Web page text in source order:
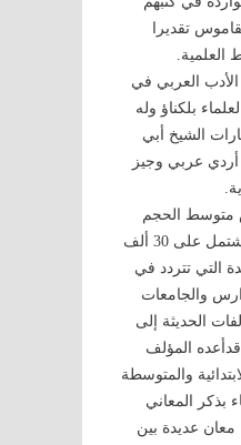
تقديرا
العلمية.
العربي في
بلكناؤ وله
الشيخ أبي
عربي وجيز
متوسط الحجم
للقاضي زين العابدين ويشتمل على 30 ألف
التي تتردد في
والجامعات
الحديثة إلى
المؤلف
والمتوسطة
بذكر المعاني
معان عديدة بين